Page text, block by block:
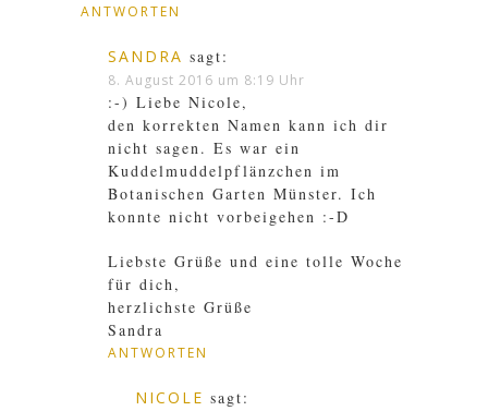
ANTWORTEN
SANDRA sagt:
8. August 2016 um 8:19 Uhr
:-) Liebe Nicole,
den korrekten Namen kann ich dir
nicht sagen. Es war ein
Kuddelmuddelpflänzchen im
Botanischen Garten Münster. Ich
konnte nicht vorbeigehen :-D
Liebste Grüße und eine tolle Woche
für dich,
herzlichste Grüße
Sandra
ANTWORTEN
NICOLE sagt: